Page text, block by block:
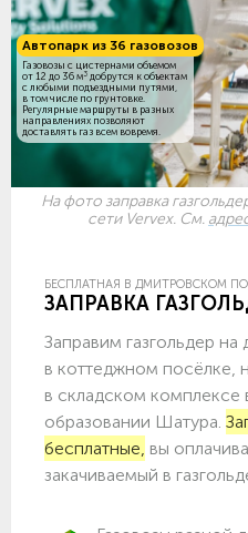
Автопарк из 36 газовозов
Газовозы с цистернами объемом
от 12 до 36 м3 добрутся к объектам
c любыми подъездными путями,
в том числе по грунтовке.
Регулярные маршруты в разных
направлениях позволяют
доставлять газ всем вовремя.
На фото заправка
сети Vervex. См.
БЕСПЛАТНАЯ В ДМИТРОВСКОМ
ЗАПРАВКА
Заправим газгольдер на
в коттеджном посёлке,
в складском комплексе
образовании Шатура.
бесплатные, вы
закачиваемый в